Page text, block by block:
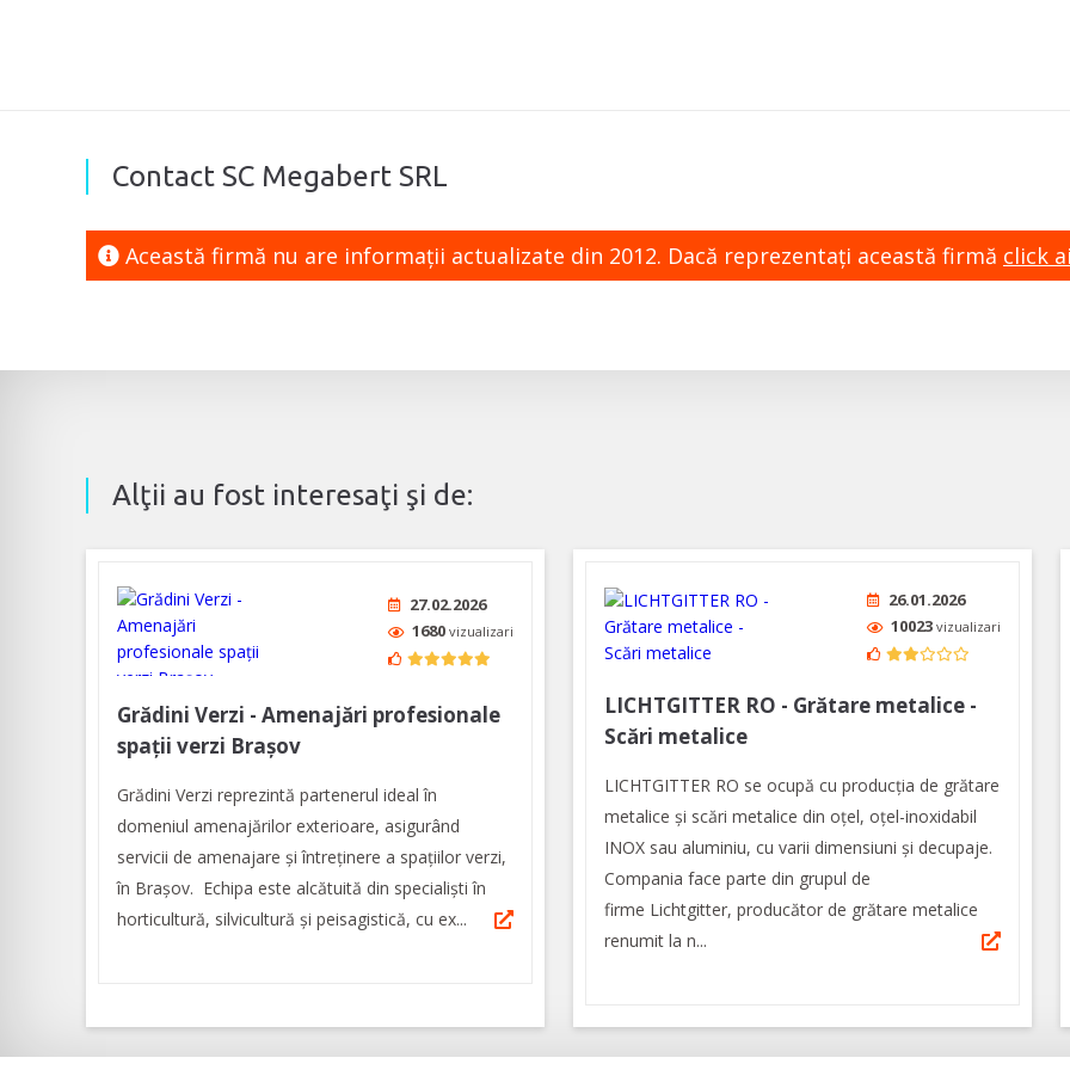
Contact SC Megabert SRL
Această firmă nu are informaţii actualizate din 2012. Dacă reprezentaţi această firmă click
Alţii au fost interesaţi şi de:
27.02.2026
1680 vizualizari
Grădini Verzi - Amenajări profesionale
spații verzi Brașov
Grădini Verzi reprezintă partenerul ideal în
domeniul amenajărilor exterioare, asigurând
servicii de amenajare și întreținere a spațiilor verzi,
în Brașov. Echipa este alcătuită din specialiști în
horticultură, silvicultură și peisagistică, cu ex...
26.01.2026
10023 vizualizari
LICHTGITTER RO - Grătare metalice -
Scări metalice
LICHTGITTER RO se ocupă cu producția de grătare
metalice și scări metalice din oțel, oțel-inoxidabil
INOX sau aluminiu, cu varii dimensiuni și decupaje.
Compania face parte din grupul de
firme Lichtgitter, producător de grătare metalice
renumit la n...